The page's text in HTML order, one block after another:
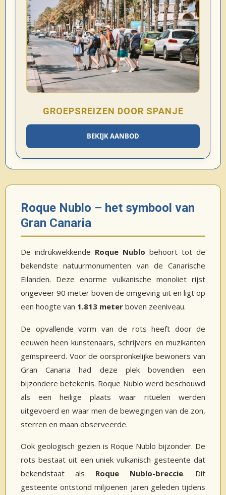
GROEPSREIZEN DOOR SPANJE
BEKIJK AANBOD
Roque Nublo – het symbool van
Gran Canaria
De indrukwekkende Roque Nublo behoort tot de
bekendste natuurmonumenten van de Canarische
Eilanden. Deze enorme vulkanische monoliet rijst
ongeveer 90 meter boven de omgeving uit en ligt op
een hoogte van 1.813 meter boven zeeniveau.
De opvallende vorm van de rots heeft door de
eeuwen heen kunstenaars, schrijvers en muzikanten
geïnspireerd. Voor de oorspronkelijke bewoners van
Gran Canaria had deze plek bovendien een
bijzondere betekenis. Roque Nublo werd beschouwd
als een heilige plaats waar rituelen werden
uitgevoerd en waar men de bewegingen van de zon,
sterren en maan observeerde.
Ook geologisch gezien is Roque Nublo bijzonder. De
rots bestaat uit een uniek vulkanisch gesteente dat
bekendstaat als Roque Nublo-breccie. Dit
gesteente ontstond miljoenen jaren geleden tijdens